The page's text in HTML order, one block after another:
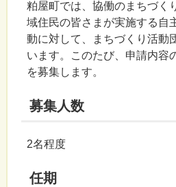
粕屋町では、協働のまちづく
域住民の皆さまが実施する自
動に対して、まちづくり活動
います。このたび、申請内容
を募集します。
募集人数
2名程度
任期